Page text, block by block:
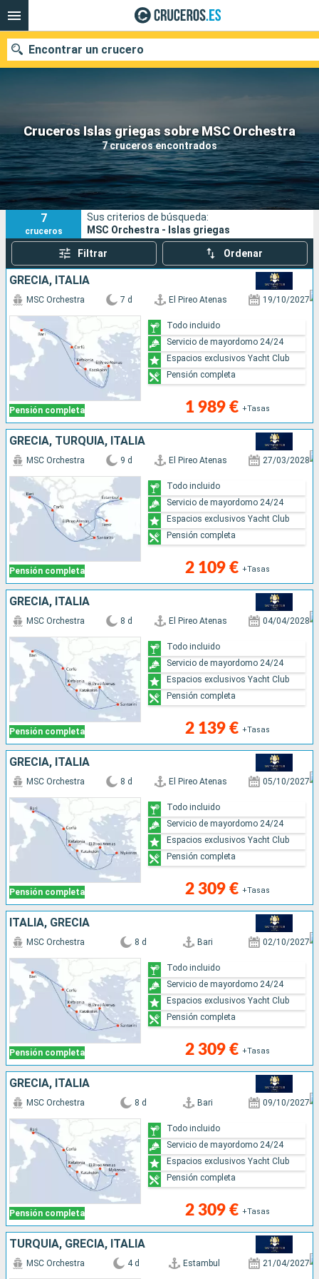
Cruceros Islas griegas sobre MSC Orchestra
7 cruceros encontrados
Encontrar un crucero
Nuestros destinos
Fecha de salida
Puertos Compañías
Buscar
7
cruceros
Sus criterios de búsqueda:
MSC Orchestra - Islas griegas
Filtrar Ordenar
GRECIA, ITALIA
Pensión completa
MSC Orchestra 7 d El Pireo Atenas 19/10/2027
1 989 € +Tasas
Todo incluido
Servicio de mayordomo 24/24
Espacios exclusivos Yacht Club
Pensión completa
GRECIA, TURQUÍA, ITALIA
Pensión completa
MSC Orchestra 9 d El Pireo Atenas 27/03/2028
2 109 € +Tasas
Todo incluido
Servicio de mayordomo 24/24
Espacios exclusivos Yacht Club
Pensión completa
GRECIA, ITALIA
Pensión completa
MSC Orchestra 8 d El Pireo Atenas 04/04/2028
2 139 € +Tasas
Todo incluido
Servicio de mayordomo 24/24
Espacios exclusivos Yacht Club
Pensión completa
GRECIA, ITALIA
Pensión completa
MSC Orchestra 8 d El Pireo Atenas 05/10/2027
2 309 € +Tasas
Todo incluido
Servicio de mayordomo 24/24
Espacios exclusivos Yacht Club
Pensión completa
ITALIA, GRECIA
Pensión completa
MSC Orchestra 8 d Bari 02/10/2027
2 309 € +Tasas
Todo incluido
Servicio de mayordomo 24/24
Espacios exclusivos Yacht Club
Pensión completa
GRECIA, ITALIA
Pensión completa
MSC Orchestra 8 d Bari 09/10/2027
2 309 € +Tasas
Todo incluido
Servicio de mayordomo 24/24
Espacios exclusivos Yacht Club
Pensión completa
TURQUÍA, GRECIA, ITALIA
MSC Orchestra 4 d Estambul 21/04/2027